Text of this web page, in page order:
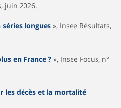
juin 2026.
séries longues », Insee Résultats,
en France ? », Insee Focus, n°
les décès et la mortalité